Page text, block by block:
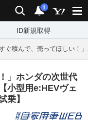
検索 通知
i
ID新規取得
すぐ積んで、売ってほしい！
」ホンダの次世代
小型用e:HEVヴェ
乗】